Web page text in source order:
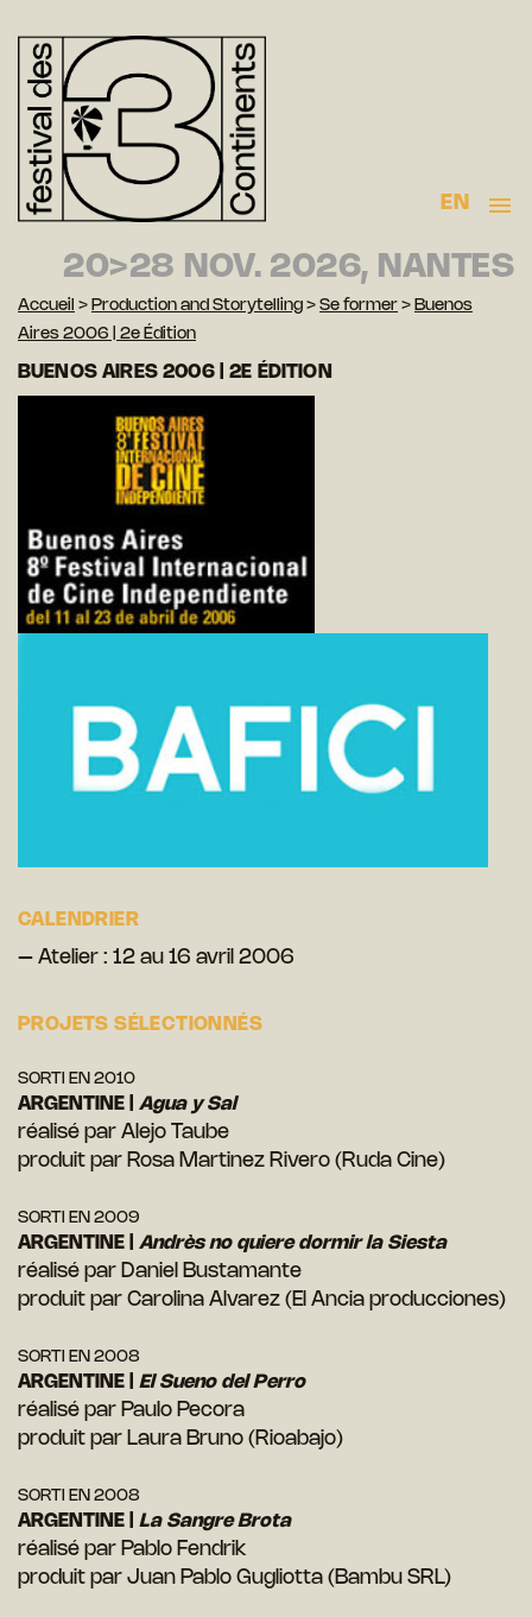
EN
20>28 NOV. 2026, NANTES
Accueil > Production and Storytelling > Se former > Buenos
Aires 2006 | 2e Édition
BUENOS AIRES 2006 | 2E ÉDITION
CALENDRIER
– Atelier : 12 au 16 avril 2006
PROJETS SÉLECTIONNÉS
SORTI EN 2010
ARGENTINE | Agua y Sal
réalisé par Alejo Taube
produit par Rosa Martinez Rivero (Ruda Cine)
SORTI EN 2009
ARGENTINE | Andrès no quiere dormir la Siesta
réalisé par Daniel Bustamante
produit par Carolina Alvarez (El Ancia producciones)
SORTI EN 2008
ARGENTINE | El Sueno del Perro
réalisé par Paulo Pecora
produit par Laura Bruno (Rioabajo)
SORTI EN 2008
ARGENTINE | La Sangre Brota
réalisé par Pablo Fendrik
produit par Juan Pablo Gugliotta (Bambu SRL)